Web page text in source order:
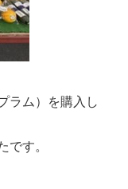
ラム）を購入し
です。